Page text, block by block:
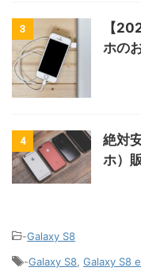
3
【
ホの
4
絶対
ホ）
-Galaxy S8
-Galaxy S8 Galaxy S8